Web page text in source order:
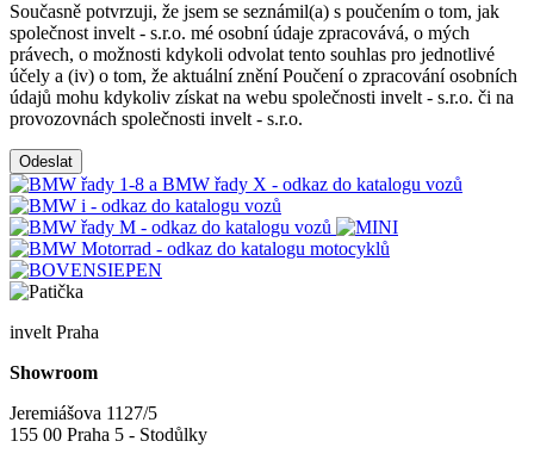
Současně potvrzuji, že jsem se seznámil(a) s poučením o tom, jak
společnost invelt - s.r.o. mé osobní údaje zpracovává, o mých
právech, o možnosti kdykoli odvolat tento souhlas pro jednotlivé
účely a (iv) o tom, že aktuální znění Poučení o zpracování osobních
údajů mohu kdykoliv získat na webu společnosti invelt - s.r.o. či na
provozovnách společnosti invelt - s.r.o.
Odeslat
invelt Praha
Showroom
Jeremiášova 1127/5
155 00 Praha 5 - Stodůlky